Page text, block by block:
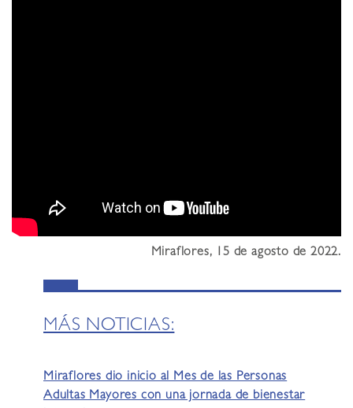
Miraflores, 15 de agosto de 2022.
MÁS NOTICIAS:
Miraflores dio inicio al Mes de las Personas
Adultas Mayores con una jornada de bienestar